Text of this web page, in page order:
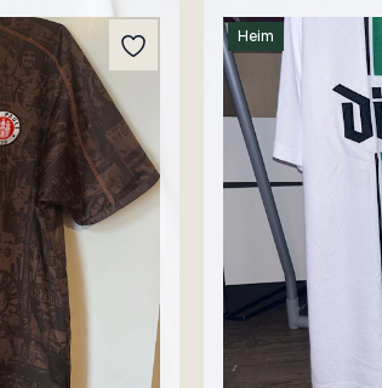
Heim